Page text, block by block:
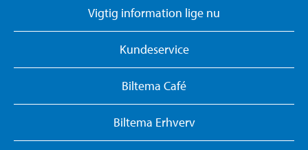
Vigtig information lige nu
Kundeservice
Biltema Café
Biltema Erhverv